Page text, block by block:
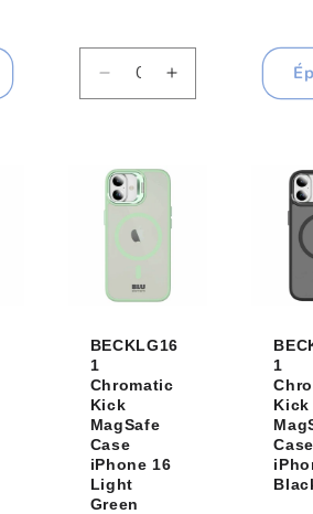
Réduire
la
Default
Title
Augmenter
la
Default
BECKLG16
1
Chromatic
Kick
MagSafe
Case
iPhone 16
Light
Green
1
Kick
Case